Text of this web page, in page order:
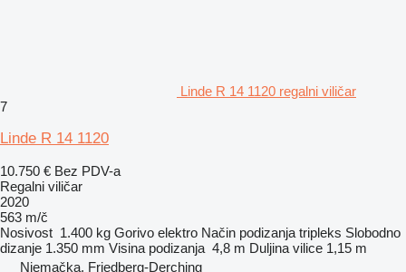
Linde R 14 1120 regalni viličar
7
Linde R 14 1120
10.750 € Bez PDV-a
Regalni viličar
2020
563 m/č
Nosivost 1.400 kg Gorivo elektro Način podizanja tripleks Slobodno
dizanje 1.350 mm Visina podizanja 4,8 m Duljina vilice 1,15 m
Njemačka, Friedberg-Derching